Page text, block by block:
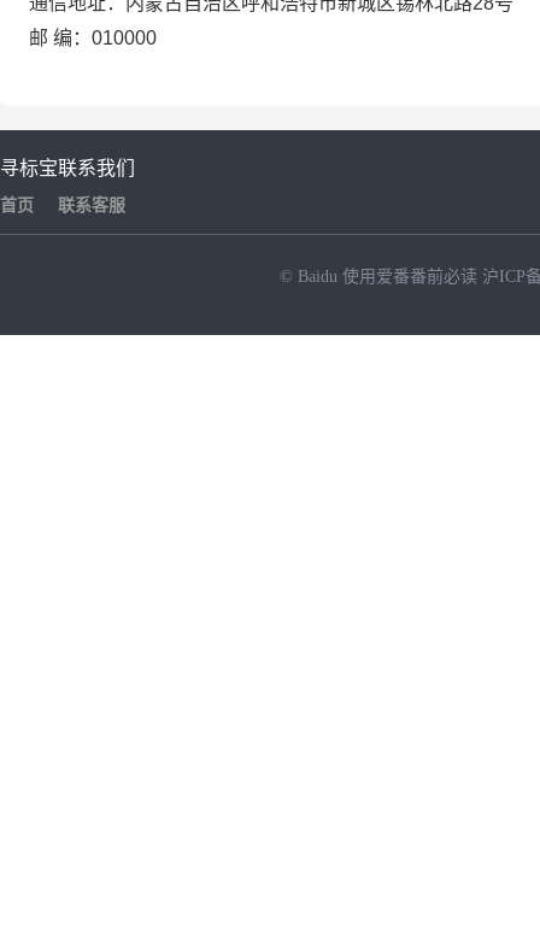
邮 编：010000
寻标宝
首页
联系我们
联系客服
© Baidu 使用爱番番前必读 沪ICP